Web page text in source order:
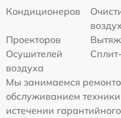
Кондиционеров
Проекторов
Осушителей
воздуха
Мы занимаемся
обслуживанием
истечении